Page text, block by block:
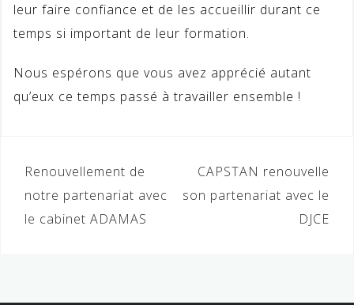
leur faire confiance et de les accueillir durant ce
temps si important de leur formation.
Nous espérons que vous avez apprécié autant
qu’eux ce temps passé à travailler ensemble !
Navigation
de
l’article
Renouvellement de
notre partenariat avec
le cabinet ADAMAS
CAPSTAN renouvelle
son partenariat avec le
DJCE